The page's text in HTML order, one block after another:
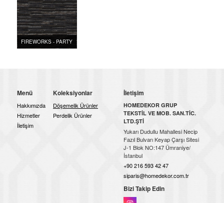
FIREWORKS - PARTY
Menü
Hakkımızda
Hizmetler
İletişim
Koleksiyonlar
Döşemelik Ürünler
Perdelik Ürünler
İletişim
HOMEDEKOR GRUP
TEKSTİL VE MOB. SAN.TİC.
LTD.ŞTİ
Yukarı Dudullu Mahallesi Necip
Fazıl Bulvarı Keyap Çarşı Sitesi
J-1 Blok NO:147 Ümraniye/
İstanbul
+90 216 593 42 47
siparis@homedekor.com.tr
Bizi Takip Edin